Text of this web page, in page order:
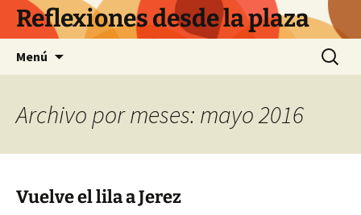
Saltar
contenido
Reflexiones desde la plaza
Menú Buscar:
Archivo por meses: mayo 2016
Vuelve el lila a Jerez